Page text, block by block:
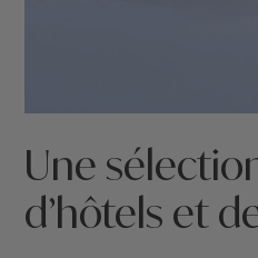
Une
d’hôtels et